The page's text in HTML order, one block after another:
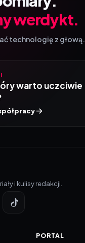
werdykt.
technologię z głową.
warto uczciwie
i kulisy redakcji.
PORTAL